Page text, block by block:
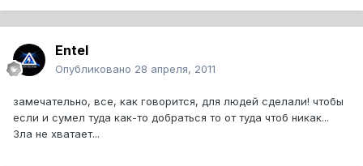
Entel
Опубликовано 28 апреля, 2011
замечательно, все, как говорится, для людей сделали! чтобы
если и сумел туда как-то добраться то от туда чтоб никак...
Зла не хватает...